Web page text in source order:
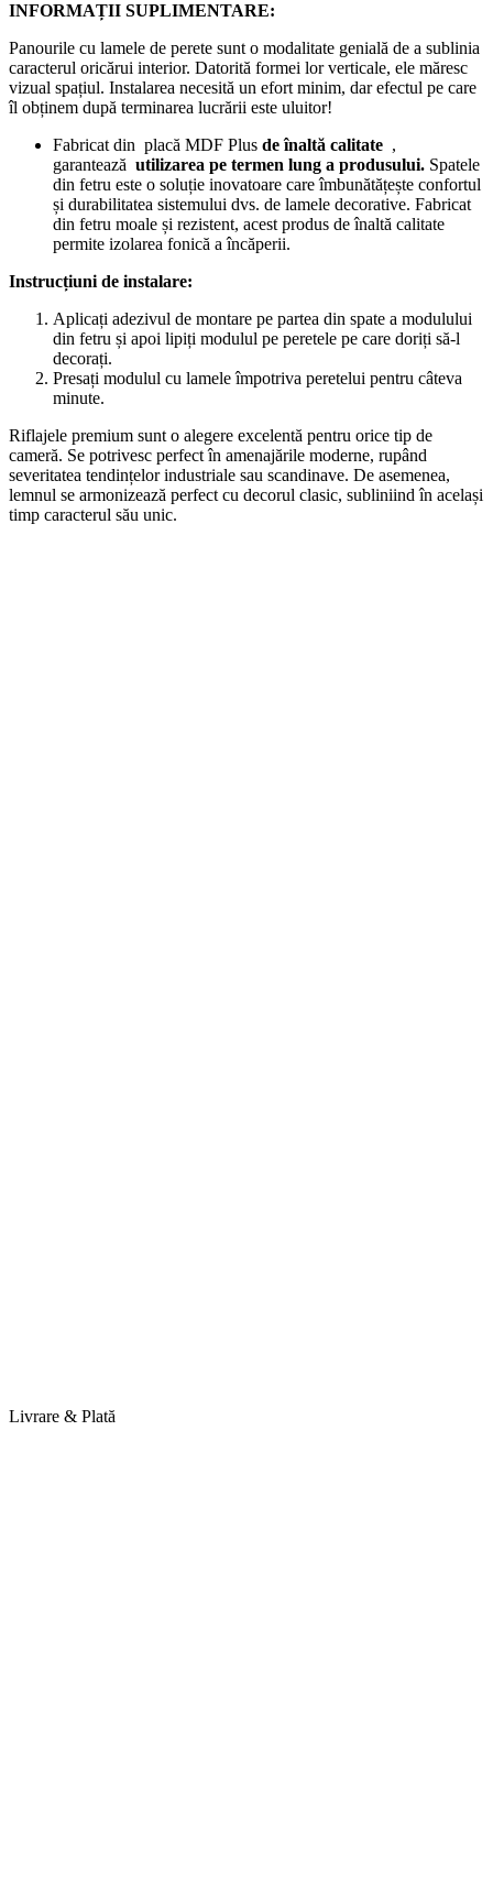
INFORMAȚII SUPLIMENTARE:
Panourile cu lamele de perete sunt o modalitate genială de a sublinia
caracterul oricărui interior. Datorită formei lor verticale, ele măresc
vizual spațiul. Instalarea necesită un efort minim, dar efectul pe care
îl obținem după terminarea lucrării este uluitor!
Fabricat din placă MDF Plus de înaltă calitate ,
garantează utilizarea pe termen lung a produsului. Spatele
din fetru este o soluție inovatoare care îmbunătățește confortul
și durabilitatea sistemului dvs. de lamele decorative. Fabricat
din fetru moale și rezistent, acest produs de înaltă calitate
permite izolarea fonică a încăperii.
Instrucțiuni de instalare:
Aplicați adezivul de montare pe partea din spate a modulului
din fetru și apoi lipiți modulul pe peretele pe care doriți să-l
decorați.
Presați modulul cu lamele împotriva peretelui pentru câteva
minute.
Riflajele premium sunt o alegere excelentă pentru orice tip de
cameră. Se potrivesc perfect în amenajările moderne, rupând
severitatea tendințelor industriale sau scandinave. De asemenea,
lemnul se armonizează perfect cu decorul clasic, subliniind în același
timp caracterul său unic.
Livrare & Plată